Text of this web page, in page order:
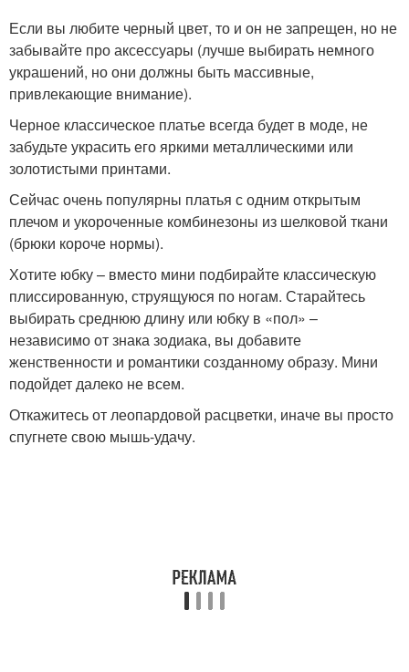
Если вы любите черный цвет, то и он не запрещен, но не
забывайте про аксессуары (лучше выбирать немного
украшений, но они должны быть массивные,
привлекающие внимание).
Черное классическое платье всегда будет в моде, не
забудьте украсить его яркими металлическими или
золотистыми принтами.
Сейчас очень популярны платья с одним открытым
плечом и укороченные комбинезоны из шелковой ткани
(брюки короче нормы).
Хотите юбку – вместо мини подбирайте классическую
плиссированную, струящуюся по ногам. Старайтесь
выбирать среднюю длину или юбку в «пол» –
независимо от знака зодиака, вы добавите
женственности и романтики созданному образу. Мини
подойдет далеко не всем.
Откажитесь от леопардовой расцветки, иначе вы просто
спугнете свою мышь-удачу.